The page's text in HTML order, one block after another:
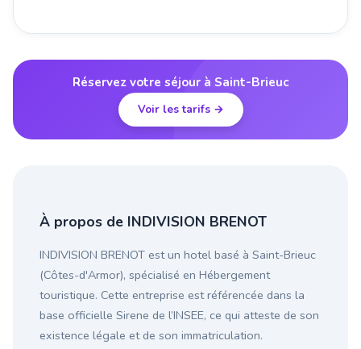
Réservez votre séjour à Saint-Brieuc
Voir les tarifs →
À propos de INDIVISION BRENOT
INDIVISION BRENOT est un hotel basé à Saint-Brieuc
(Côtes-d'Armor), spécialisé en Hébergement
touristique. Cette entreprise est référencée dans la
base officielle Sirene de l’INSEE, ce qui atteste de son
existence légale et de son immatriculation.